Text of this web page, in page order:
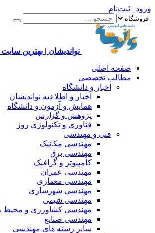
ورود | ثبت‌نام
نواندیشان | بهترین
صفحه اصلی
مطالب تخصصی
اخبار و دانشگاه
اخبار و اطلاعیه نواندیشان
همایش و آزمون و دانشگاه
پژوهش و گزارش
فناوری و تکنولوژی روز
فنی و مهندسی
مهندسی مکانیک
مهندسی برق
کامپیوتر و گرافیک
مهندسی عمران
مهندسی معماری
مهندسی شهرسازی
مهندسی شیمی
مهندسی کشاورزی و محیط
مهندسی صنایع
سایر رشته های مهندسی